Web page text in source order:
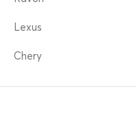
Lexus
Chery